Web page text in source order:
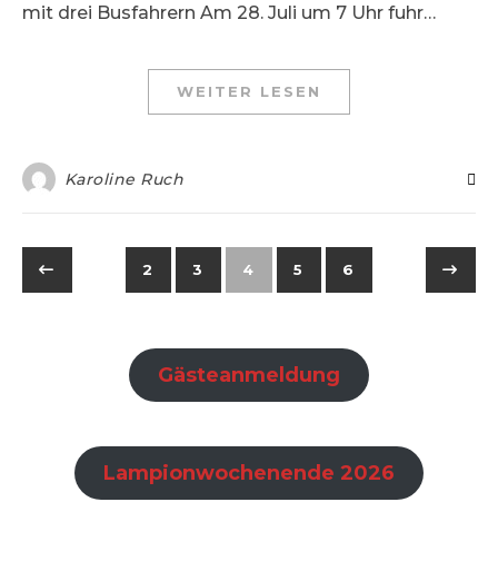
mit drei Busfahrern Am 28. Juli um 7 Uhr fuhr…
WEITER LESEN
Karoline Ruch
2 3 4 5 6
Gästeanmeldung
Lampionwochenende 2026